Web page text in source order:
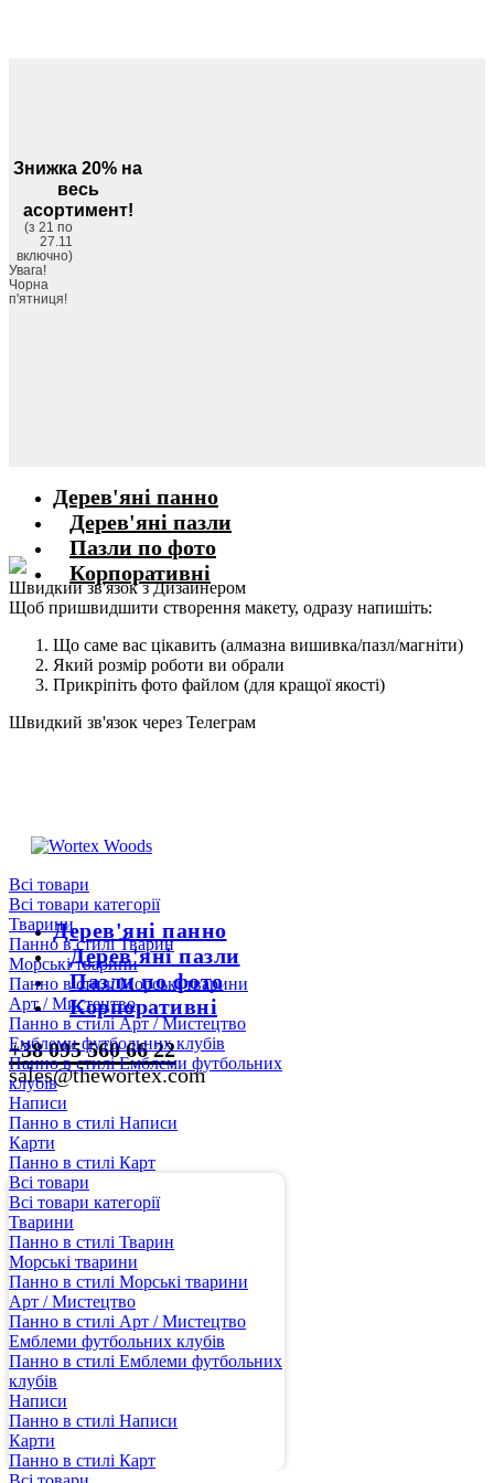
Знижка 20% на
весь
асортимент!
(з 21 по
27.11
включно)
Увага!
Чорна
п'ятниця!
Дерев'яні панно
Дерев'яні пазли
Пазли по фото
Корпоративні
Швидкий зв'язок з Дизайнером
Щоб пришвидшити створення макету, одразу напишіть:
Що саме вас цікавить (алмазна вишивка/пазл/магніти)
Який розмір роботи ви обрали
Прикріпіть фото файлом (для кращої якості)
Швидкий зв'язок через Телеграм
Дерев'яні панно
Дерев'яні пазли
Пазли по фото
Корпоративні
+38 095 560 66 22
sales@thewortex.com
Всі товари
Всі товари категорії
Тварини
Панно в стилі Тварин
Морські тварини
Панно в стилі Морські тварини
Арт / Мистецтво
Панно в стилі Арт / Мистецтво
Емблеми футбольних клубів
Панно в стилі Емблеми футбольних
клубів
Написи
Панно в стилі Написи
Карти
Панно в стилі Карт
Всі товари
Всі товари категорії
Тварини
Панно в стилі Тварин
Морські тварини
Панно в стилі Морські тварини
Арт / Мистецтво
Панно в стилі Арт / Мистецтво
Емблеми футбольних клубів
Панно в стилі Емблеми футбольних
клубів
Написи
Панно в стилі Написи
Карти
Панно в стилі Карт